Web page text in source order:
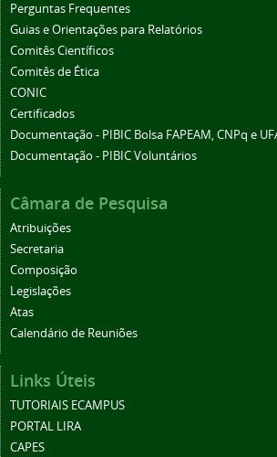
Perguntas Frequentes
Guias e Orientações para Relatórios
Comitês Científicos
Comitês de Ética
CONIC
Certificados
Documentação - PIBIC Bolsa FAPEAM, CNPq e
Documentação - PIBIC Voluntários
Câmara de Pesquisa
Atribuições
Secretaria
Composição
Legislações
Atas
Calendário de Reuniões
Links Úteis
TUTORIAIS ECAMPUS
PORTAL LIRA
CAPES